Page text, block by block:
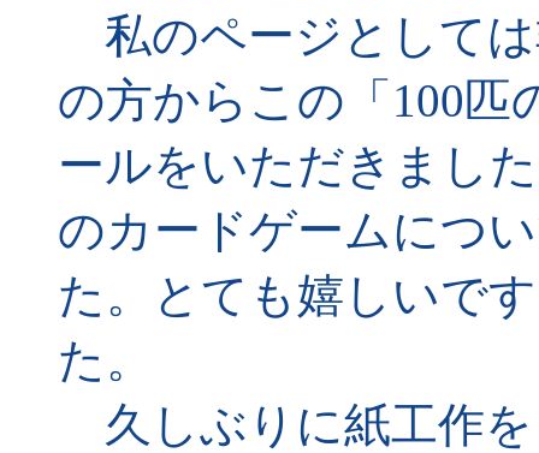
私のページとして
の方からこの「100匹
ールをいただきまし
のカードゲームにつ
た。とても嬉しいで
た。
久しぶりに紙工作